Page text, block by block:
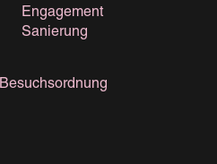
Engagement
Sanierung
Besuchsordnung